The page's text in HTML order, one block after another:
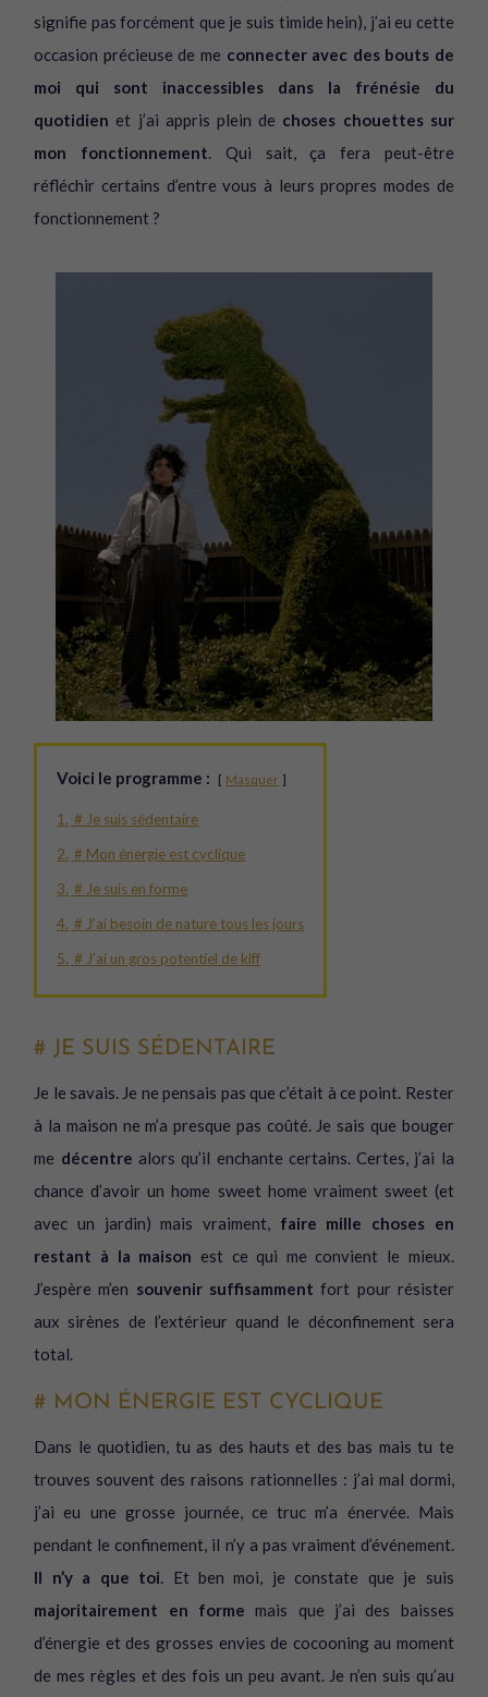
signifie pas forcément que je suis timide hein), j’ai eu cette
occasion précieuse de me connecter avec des bouts de
moi qui sont inaccessibles dans la frénésie du
quotidien et j’ai appris plein de choses chouettes sur
mon fonctionnement. Qui sait, ça fera peut-être
réfléchir certains d’entre vous à leurs propres modes de
fonctionnement ?
Voici le programme : Masquer
1. # Je suis sédentaire
2. # Mon énergie est cyclique
3. # Je suis en forme
4. # J’ai besoin de nature tous les jours
5. # J’ai un gros potentiel de kiff
# JE SUIS SÉDENTAIRE
Je le savais. Je ne pensais pas que c’était à ce point. Rester
à la maison ne m’a presque pas coûté. Je sais que bouger
me décentre alors qu’il enchante certains. Certes, j’ai la
chance d’avoir un home sweet home vraiment sweet (et
avec un jardin) mais vraiment, faire mille choses en
restant à la maison est ce qui me convient le mieux.
J’espère m’en souvenir suffisamment fort pour résister
aux sirènes de l’extérieur quand le déconfinement sera
total.
# MON ÉNERGIE EST CYCLIQUE
Dans le quotidien, tu as des hauts et des bas mais tu te
trouves souvent des raisons rationnelles : j’ai mal dormi,
j’ai eu une grosse journée, ce truc m’a énervée. Mais
pendant le confinement, il n’y a pas vraiment d’événement.
Il n’y a que toi. Et ben moi, je constate que je suis
majoritairement en forme mais que j’ai des baisses
d’énergie et des grosses envies de cocooning au moment
de mes règles et des fois un peu avant. Je n’en suis qu’au